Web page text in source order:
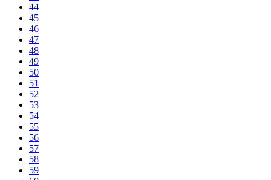
44
45
46
47
48
49
50
51
52
53
54
55
56
57
58
59